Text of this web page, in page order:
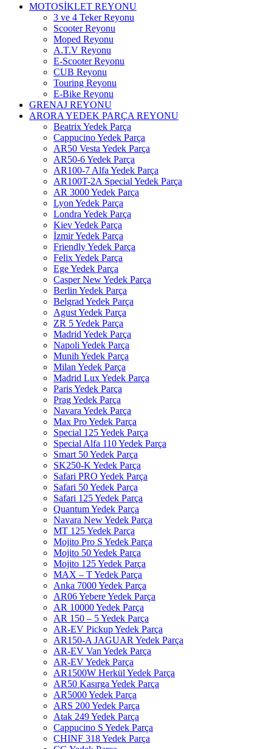
MOTOSİKLET REYONU
3 ve 4 Teker Reyonu
Scooter Reyonu
Moped Reyonu
A.T.V Reyonu
E-Scooter Reyonu
CUB Reyonu
Touring Reyonu
E-Bike Reyonu
GRENAJ REYONU
ARORA YEDEK PARÇA REYONU
Beatrix Yedek Parça
Cappucino Yedek Parça
AR50 Vesta Yedek Parça
AR50-6 Yedek Parça
AR100-7 Alfa Yedek Parça
AR100T-2A Special Yedek Parça
AR 3000 Yedek Parça
Lyon Yedek Parça
Londra Yedek Parça
Kiev Yedek Parça
İzmir Yedek Parça
Friendly Yedek Parça
Felix Yedek Parça
Ege Yedek Parça
Casper New Yedek Parça
Berlin Yedek Parça
Belgrad Yedek Parça
Agust Yedek Parça
ZR 5 Yedek Parça
Madrid Yedek Parça
Napoli Yedek Parça
Munih Yedek Parça
Milan Yedek Parça
Madrid Lux Yedek Parça
Paris Yedek Parça
Prag Yedek Parça
Navara Yedek Parça
Max Pro Yedek Parça
Special 125 Yedek Parça
Special Alfa 110 Yedek Parça
Smart 50 Yedek Parça
SK250-K Yedek Parça
Safari PRO Yedek Parça
Safari 50 Yedek Parça
Safari 125 Yedek Parça
Quantum Yedek Parça
Navara New Yedek Parça
MT 125 Yedek Parça
Mojito Pro S Yedek Parça
Mojito 50 Yedek Parça
Mojito 125 Yedek Parça
MAX – T Yedek Parça
Anka 7000 Yedek Parça
AR06 Yebere Yedek Parça
AR 10000 Yedek Parça
AR 150 – 5 Yedek Parça
AR-EV Pickup Yedek Parça
AR150-A JAGUAR Yedek Parça
AR-EV Van Yedek Parça
AR-EV Yedek Parça
AR1500W Herkül Yedek Parça
AR50 Kasırga Yedek Parça
AR5000 Yedek Parça
ARS 200 Yedek Parça
Atak 249 Yedek Parça
Cappucino S Yedek Parça
CHINF 318 Yedek Parça